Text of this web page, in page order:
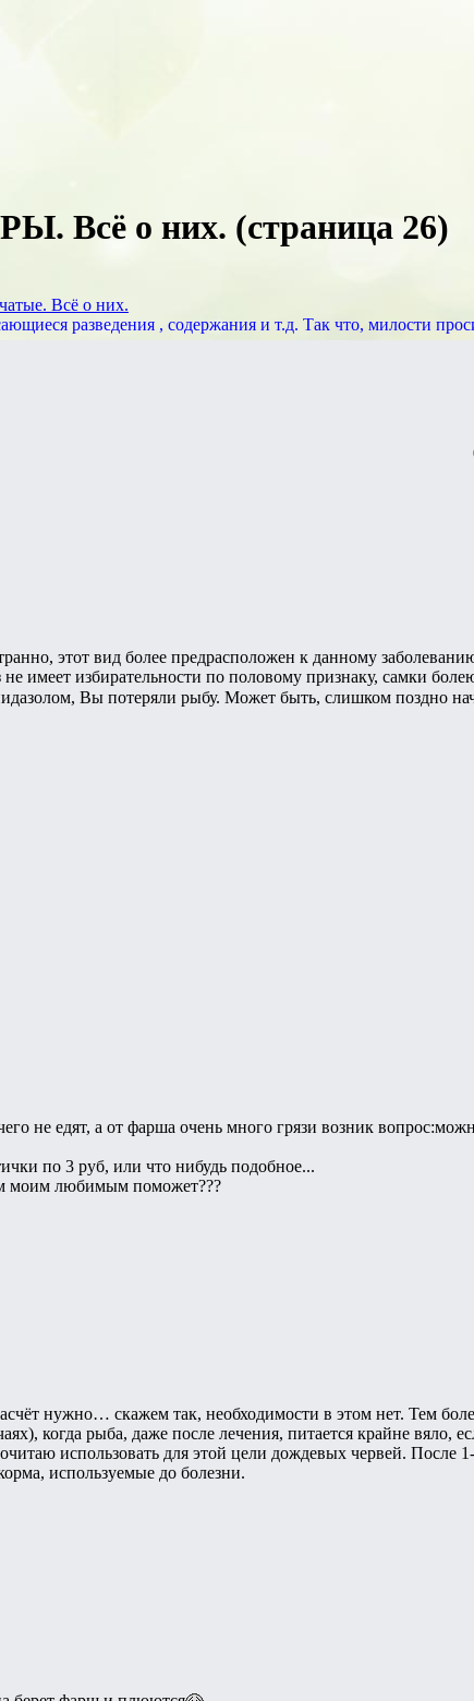
о них. (страница 26)
Всё о них.
разведения , содержания и т.д. Так что, милости
этот вид более предрасположен к данному
не имеет избирательности по половому признаку, самки
Вы потеряли рыбу. Может быть, слишком поздно
не едят, а от фарша очень много грязи возник
по 3 руб, или что нибудь подобное...
моим любимым поможет???
нужно… скажем так, необходимости в этом нет. Тем
когда рыба, даже после лечения, питается крайне вяло,
использовать для этой цели дождевых червей. После
используемые до болезни.